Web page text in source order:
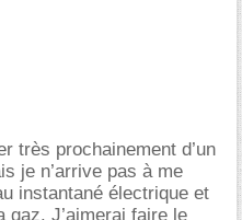
très prochainement d’un
je n’arrive pas à me
instantané électrique et
gaz. J’aimerai faire le